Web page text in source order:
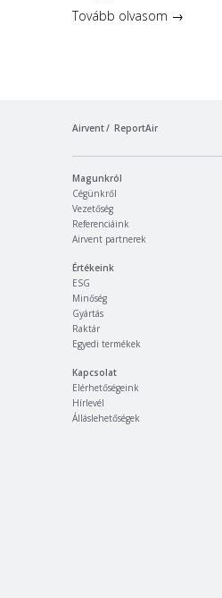
Tovább olvasom →
Airvent ReportAir
Magunkról
Cégünkről
Vezetőség
Referenciáink
Airvent partnerek
Értékeink
ESG
Minőség
Gyártás
Raktár
Egyedi termékek
Kapcsolat
Elérhetőségeink
Hírlevél
Álláslehetőségek